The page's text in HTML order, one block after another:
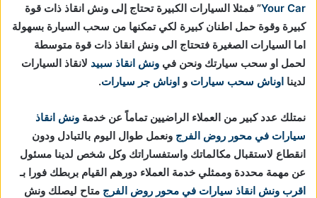
Your Car” فمثلا السيارات الكبيرة تحتاج إلى ونش انقاذ ذات قوة
كبيرة وقوة حمل اطنان كبيرة لكي تمكنها من سحب السيارة بسهولة
اما السيارات الصغيرة فتحتاج الى ونش انقاذ ذات قوة متوسطة
لحمل او سحب سيارتك ونحن في ونش انقاذ سبيد لانقاذ السيارات
لدينا اوناش سحب سيارات و اوناش جر سيارات.
نمتلك عدد كبير من العملاء الراضيين تماماً عن خدمة ونش انقاذ
سيارات في محور روض الفرج ونعمل طوال اليوم بالتبادل ودون
انقطاع لاستقبال مكالماتك واستفساراتك وكل شخص لدينا مسئول
عن مهمة محددة وممثلي خدمة العملاء دورهم القيام بربطك فورا بـ
اقرب ونش انقاذ سيارات في محور روض الفرج متاح ليصلك ونش